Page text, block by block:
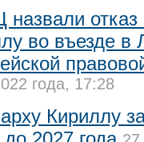
отказ
во въезде в
года, 17:28
Кириллу